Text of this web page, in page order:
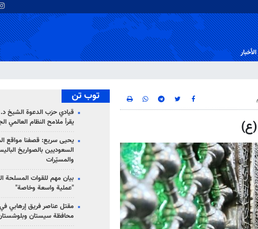
(ع)
توب تن
قيادي حزب الدعوة الشيخ
يقرأ ملامح النظام العالمي
يحيى سريع: قصفنا مواقع
السعوديين بالصواريخ
والمسيّرات
بيان مهم للقوات المسلحة
"عملية واسعة وخاصة"
مقتل عناصر فريق إرهابي
محافظة سيستان